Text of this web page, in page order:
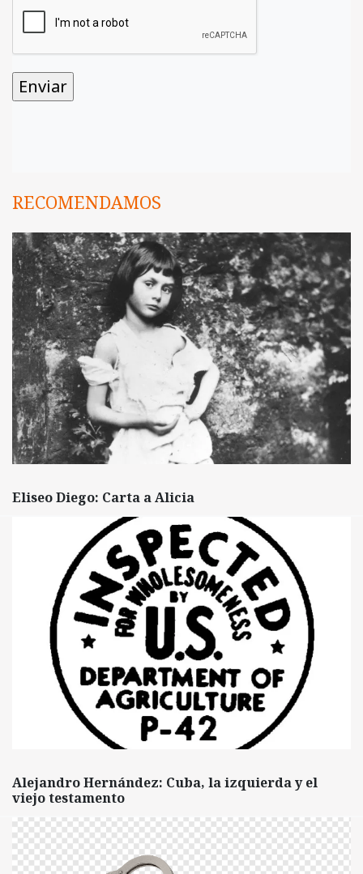
RECOMENDAMOS
Eliseo Diego: Carta a Alicia
Alejandro Hernández: Cuba, la izquierda y el
viejo testamento